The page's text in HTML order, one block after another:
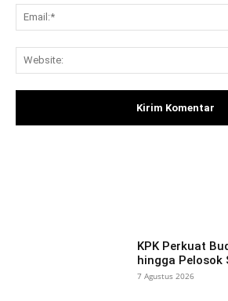
KPK Perkuat
hingga Pelosok
7 Agustus 2026